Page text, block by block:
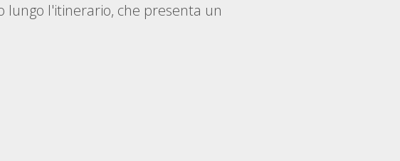
lungo l'itinerario, che presenta un